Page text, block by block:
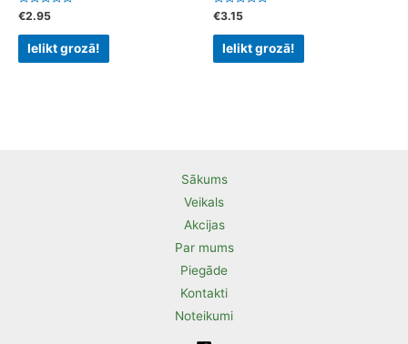
Rated
0
out
€2.95
Ielikt grozā!
Rated
0
out
€3.15
Ielikt grozā!
Sākums
Veikals
Akcijas
Par mums
Piegāde
Kontakti
Noteikumi